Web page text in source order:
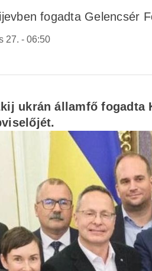
fogadta Gelencsér
27. - 06:50
ukrán államfő fogadta